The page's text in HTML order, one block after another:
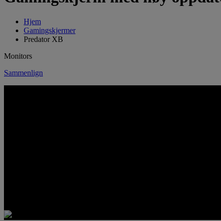
Hjem
Gamingskjermer
Predator XB
Monitors
Sammenlign